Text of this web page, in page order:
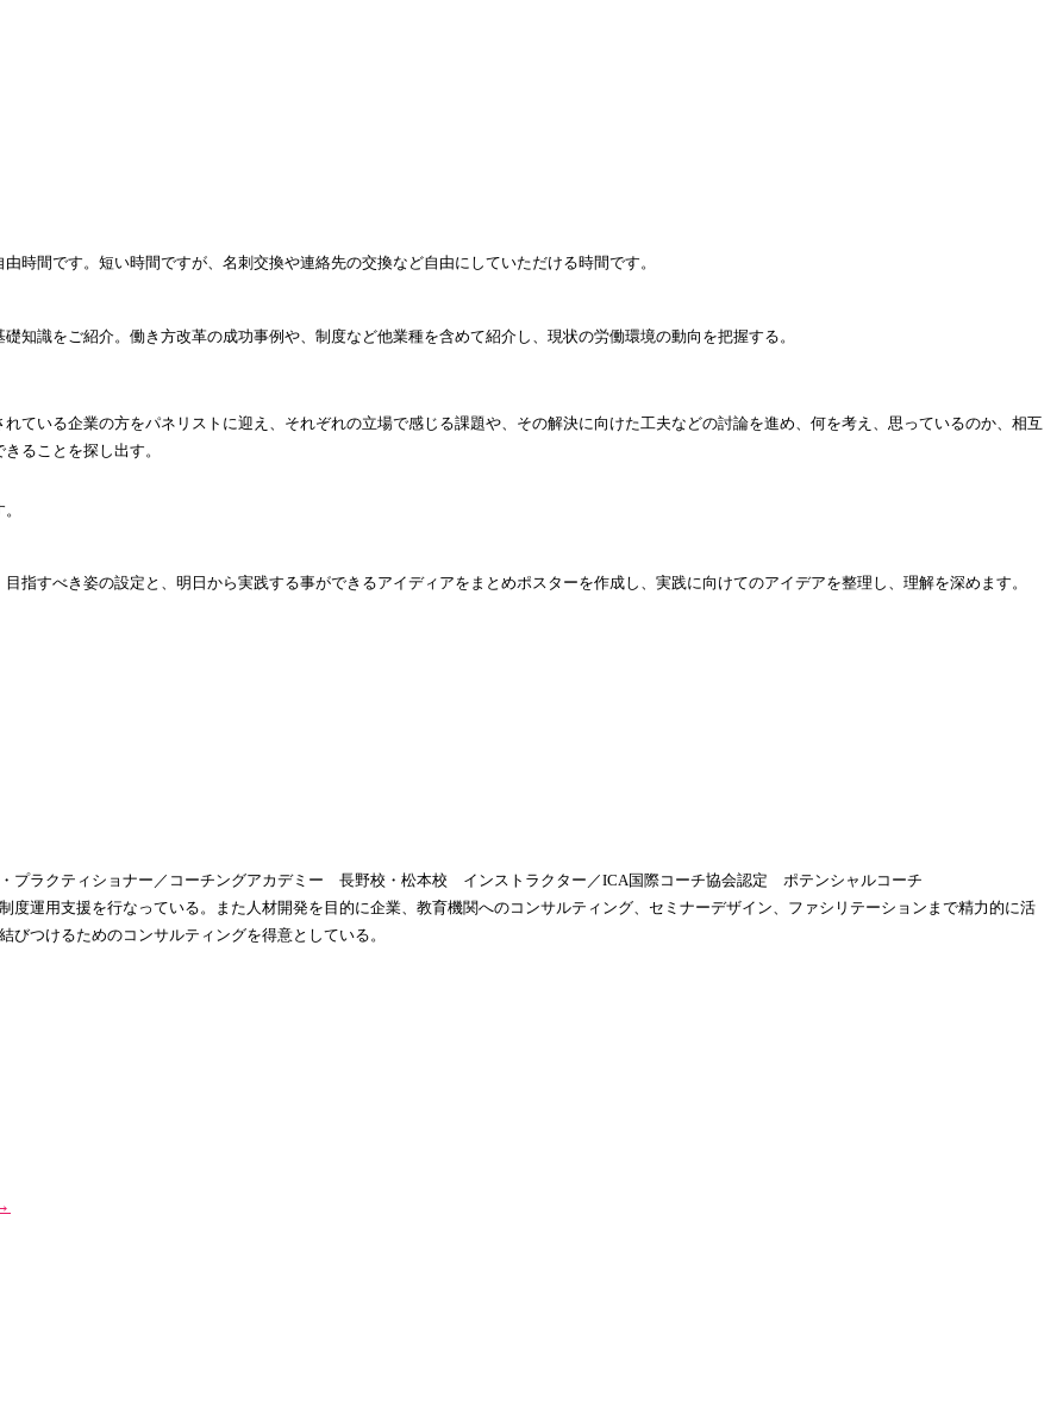
時間です。短い時間ですが、名刺交換や連絡先の交換など自由にしていただける時間です。
知識をご紹介。働き方改革の成功事例や、制度など他業種を含めて紹介し、現状の労働環境の動向を把握する。
ている企業の方をパネリストに迎え、それぞれの立場で感じる課題や、その解決に向けた工夫などの討論を進め、何を考え、思っているのか、相互
ることを探し出す。
指すべき姿の設定と、明日から実践する事ができるアイディアをまとめポスターを作成し、実践に向けてのアイデアを整理し、理解を深めます。
プラクティショナー／コーチングアカデミー 長野校・松本校 インストラクター／ICA国際コーチ協会認定 ポテンシャルコーチ
運用支援を行なっている。また人材開発を目的に企業、教育機関へのコンサルティング、セミナーデザイン、ファシリテーションまで精力的に活
つけるためのコンサルティングを得意としている。